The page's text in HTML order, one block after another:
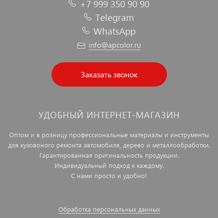
+7 999 350 90 90
Telegram
WhatsApp
info@apcolor.ru
Заказать звонок
УДОБНЫЙ ИНТЕРНЕТ-МАГАЗИН
Оптом и в розницу профессиональные материалы и инструменты
для кузовоного ремонта автомобиля, дерево и металлообработки.
Гарантированная оригинальность продукции.
Индивидуальный подход к каждому.
С нами просто и удобно!
Обработка персональных данных